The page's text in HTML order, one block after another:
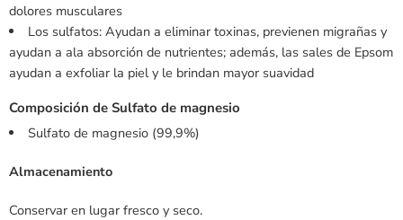
dolores musculares
Los sulfatos: Ayudan a eliminar toxinas, previenen migrañas y
ayudan a ala absorción de nutrientes; además, las sales de Epsom
ayudan a exfoliar la piel y le brindan mayor suavidad
Composición de Sulfato de magnesio
Sulfato de magnesio (99,9%)
Almacenamiento
Conservar en lugar fresco y seco.